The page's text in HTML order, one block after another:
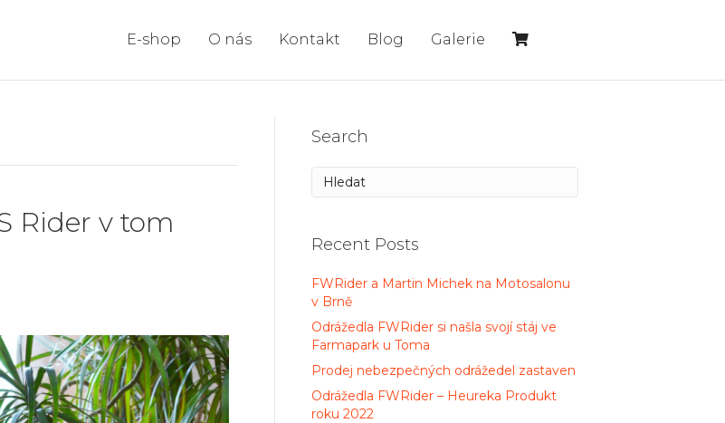
E-shop O nás Kontakt Blog Galerie
Rider v tom
Search
Recent Posts
FWRider a Martin Michek na Motosalonu
v Brně
Odrážedla FWRider si našla svojí stáj ve
Farmapark u Toma
Prodej nebezpečných odrážedel zastaven
Odrážedla FWRider – Heureka Produkt
roku 2022